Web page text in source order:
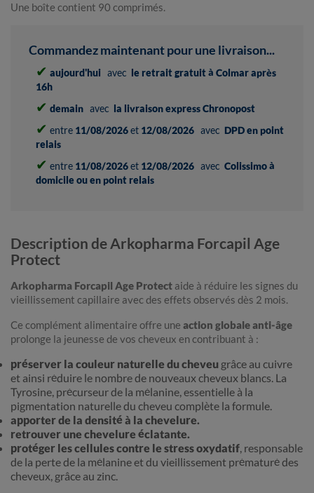
Une boîte contient 90 comprimés.
Commandez maintenant pour une livraison...
✔ aujourd'hui avec le retrait gratuit à Colmar après
16h
✔ demain avec la livraison express Chronopost
✔ entre 11/08/2026et 12/08/2026 avec DPD en point
relais
✔ entre 11/08/2026et 12/08/2026 avec Colissimo à
domicile ou en point relais
Description de Arkopharma Forcapil Age
Protect
Arkopharma Forcapil Age Protect aide à réduire les signes du
vieillissement capillaire avec des effets observés dès 2 mois.
Ce complément alimentaire offre une action globale anti-âge
prolonge la jeunesse de vos cheveux en contribuant à :
préserver la couleur naturelle du cheveu grâce au cuivre
et ainsi réduire le nombre de nouveaux cheveux blancs. La
Tyrosine, précurseur de la mélanine, essentielle à la
pigmentation naturelle du cheveu complète la formule.
apporter de la densité à la chevelure.
retrouver une chevelure éclatante.
protéger les cellules contre le stress oxydatif, responsable
de la perte de la mélanine et du vieillissement prématuré des
cheveux, grâce au zinc.